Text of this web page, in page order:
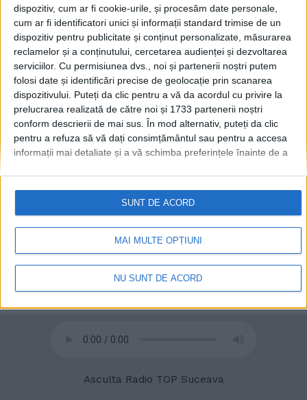
dispozitiv, cum ar fi cookie-urile, și procesăm date personale,
cum ar fi identificatori unici și informații standard trimise de un
dispozitiv pentru publicitate și conținut personalizate, măsurarea
reclamelor și a conținutului, cercetarea audienței și dezvoltarea
serviciilor. Cu permisiunea dvs., noi și partenerii noștri putem
folosi date și identificări precise de geolocație prin scanarea
dispozitivului. Puteți da clic pentru a vă da acordul cu privire la
prelucrarea realizată de către noi și 1733 partenerii noștri
conform descrierii de mai sus. În mod alternativ, puteți da clic
pentru a refuza să vă dați consimțământul sau pentru a accesa
informații mai detaliate și a vă schimba preferințele înainte de a
retrageți consimțământul în orice moment, revenind la acest site
și făcând clic pe butonul "Confidențialitate" din partea de jos a
paginii web.
MAI MULTE OPȚIUNI
NU SUNT DE ACORD
SUNT DE ACORD
SPORT
Ciprian Anton, după ce LPS
Suceava a cîștigat Cupa
României U17: Performanță
istorică pentru fotbalul
sucevean
27 MAI, 2026
© 2020
Asculta Radio TOP Suceava